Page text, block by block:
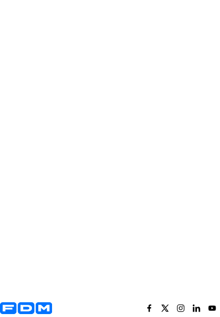
Yderligere information og kontaktoplysninger